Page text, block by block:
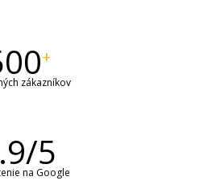
+
zákazníkov
5
na Google